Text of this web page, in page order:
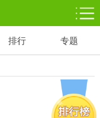
体育竞技
5百+款游戏
动作射击
3百+款游戏
排行 专题